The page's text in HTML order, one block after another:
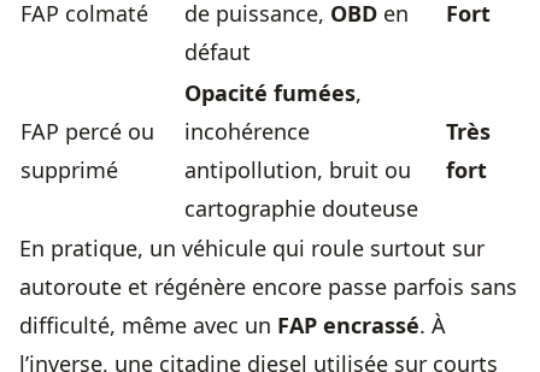
FAP colmaté
de puissance, OBD en
défaut
Fort
FAP percé ou
supprimé
Opacité fumées,
incohérence
antipollution, bruit ou
cartographie douteuse
Très
fort
En pratique, un véhicule qui roule surtout sur
autoroute et régénère encore passe parfois sans
difficulté, même avec un FAP encrassé. À
l’inverse, une citadine diesel utilisée sur courts